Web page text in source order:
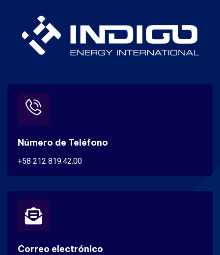
Número de Teléfono
+58 212 819.42.00
Correo electrónico